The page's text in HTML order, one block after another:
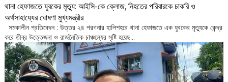
থানা হেফাজতে যুবকের মৃত্যু: আইসি-কে ক্লোজ, নিহতের পরিবারকে চাকরি ও
অর্থসাহায্যের ঘোষণা মুখ্যমন্ত্রীর
সমকালীন প্রতিবেদন : উত্তর ২৪ পরগনার হালিশহরে থানা হেফাজতে এক যুবকের মৃত্যুকে কেন্দ্র
করে তীব্র উত্তেজনা ও রাজনৈতিক চাঞ্চল্যের সৃষ্টি হয়েছ...